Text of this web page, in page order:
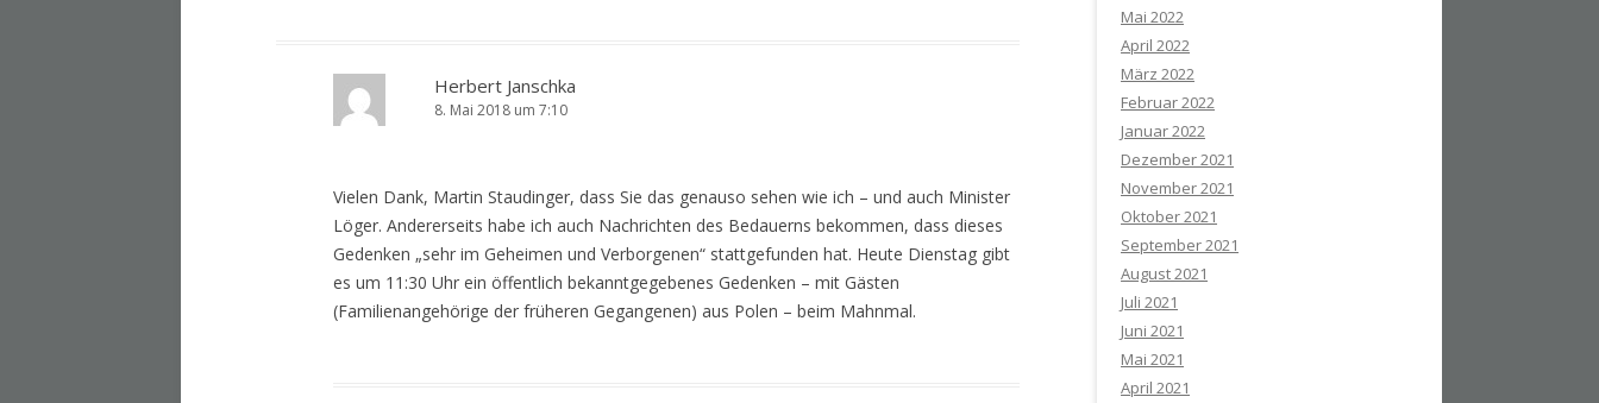
Herbert Janschka
8. Mai 2018 um 7:10
Vielen Dank, Martin Staudinger, dass Sie das genauso sehen wie ich – und auch Minister
Löger. Andererseits habe ich auch Nachrichten des Bedauerns bekommen, dass dieses
Gedenken „sehr im Geheimen und Verborgenen“ stattgefunden hat. Heute Dienstag gibt
es um 11:30 Uhr ein öffentlich bekanntgegebenes Gedenken – mit Gästen
(Familienangehörige der früheren Gegangenen) aus Polen – beim Mahnmal.
Mai 2022
April 2022
März 2022
Februar 2022
Januar 2022
Dezember 2021
November 2021
Oktober 2021
September 2021
August 2021
Juli 2021
Juni 2021
Mai 2021
April 2021